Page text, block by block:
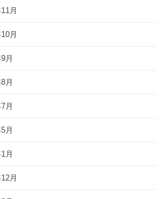
月
月
月
月
月
月
月
月